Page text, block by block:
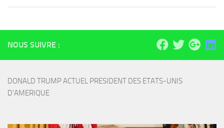
NOUS SUIVRE :
DONALD TRUMP ACTUEL PRESIDENT DES ETATS-UNIS
D'AMERIQUE